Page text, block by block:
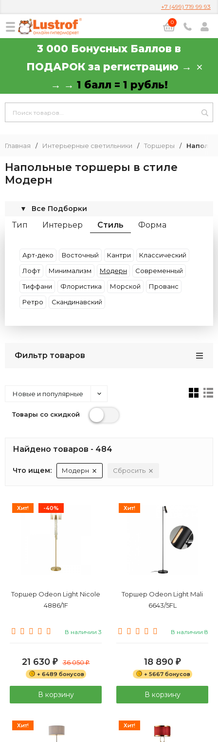
+7 (499) 719 99 93
0
3 000 Бонусных Баллов в
ПОДАРОК за регистрацию →
→ → 1 балл = 1 рубль!
Главная / Интерьерные светильники / Торшеры /
Напольные торшеры в стиле
Модерн
Все Подборки
▼
Тип Интерьер Стиль
Форма
Цвет Арматуры
Страна Бренд
Арт-деко Восточный Кантри
Классический
Лофт
Минимализм Модерн
Современный
Тиффани
Флористика Морской
Прованс
Ретро
Скандинавский
Фильтр товаров
Новые и популярные
Товары со скидкой
Найдено товаров - 484
Что ищем: Модерн Сбросить
Хит! -40%
Торшер Odeon Light Nicole
4886/1F
В наличии 3
21 630 ₽ 36 050₽
+ 6489 бонусов
В корзину
Хит!
Торшер Odeon Light Mali
6643/5FL
В наличии 8
18 890 ₽
+ 5667 бонусов
В корзину
Хит! Хит!